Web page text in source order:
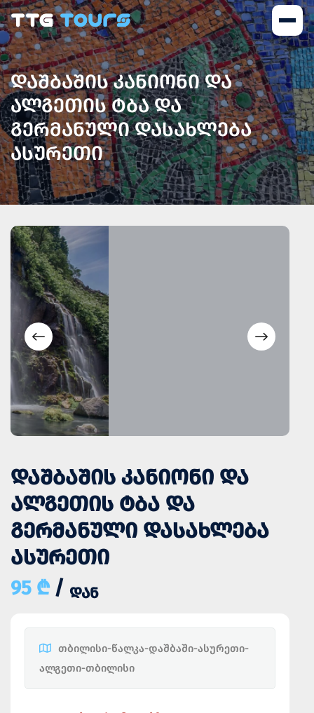
ᲓᲐᲨᲑᲐᲨᲘᲡ ᲙᲐᲜᲘᲝᲜᲘ ᲓᲐ
ᲐᲚᲒᲔᲗᲘᲡ ᲢᲑᲐ ᲓᲐ
ᲒᲔᲠᲛᲐᲜᲣᲚᲘ ᲓᲐᲡᲐᲮᲚᲔᲑᲐ
ᲐᲡᲣᲠᲔᲗᲘ
ᲓᲐᲨᲑᲐᲨᲘᲡ ᲙᲐᲜᲘᲝᲜᲘ ᲓᲐ
ᲐᲚᲒᲔᲗᲘᲡ ᲢᲑᲐ ᲓᲐ
ᲒᲔᲠᲛᲐᲜᲣᲚᲘ ᲓᲐᲡᲐᲮᲚᲔᲑᲐ
ᲐᲡᲣᲠᲔᲗᲘ
95 ₾ / ᲓᲐᲜ
თბილისი-წალკა-დაშბაში-ასურეთი-
ალგეთი-თბილისი